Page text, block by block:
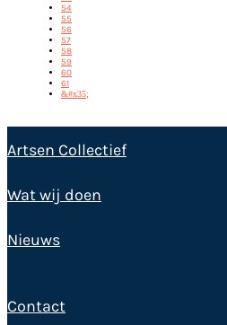
54
55
56
57
58
59
60
61
&#x35;
Artsen Collectief
Wat wij doen
Nieuws
Contact